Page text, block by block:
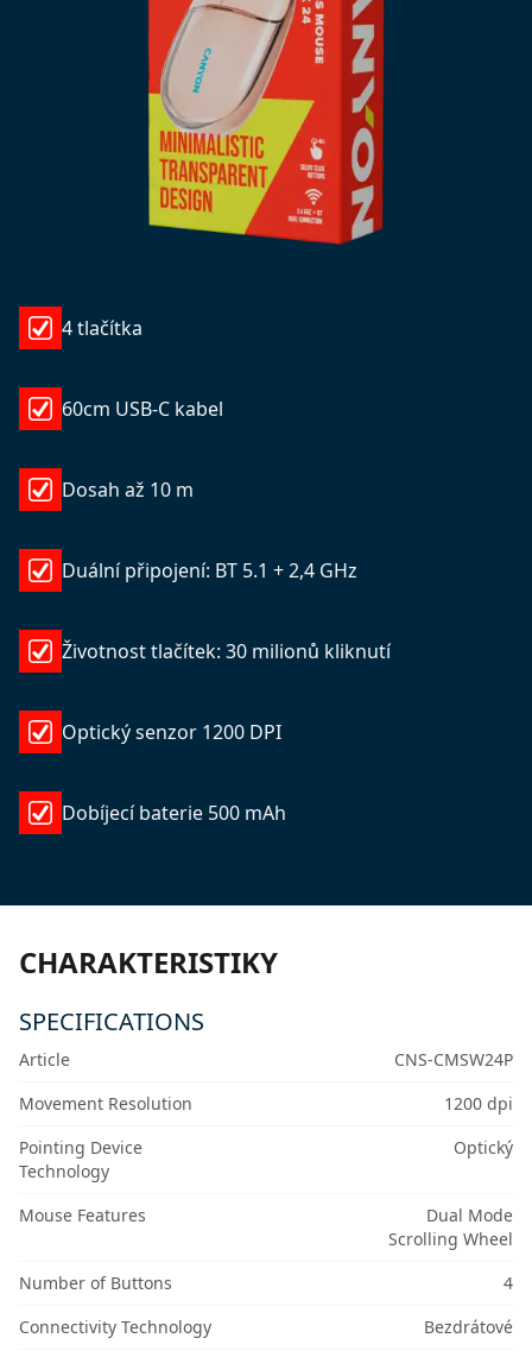
4 tlačítka
60cm USB-C kabel
Dosah až 10 m
Duální připojení: BT 5.1 + 2,4 GHz
Životnost tlačítek: 30 milionů kliknutí
Optický senzor 1200 DPI
Dobíjecí baterie 500 mAh
CHARAKTERISTIKY
SPECIFICATIONS
Article
CNS-CMSW24P
Movement Resolution
1200 dpi
Pointing Device
Technology
Optický
Mouse Features
Dual Mode
Scrolling Wheel
Number of Buttons
4
Connectivity Technology
Bezdrátové